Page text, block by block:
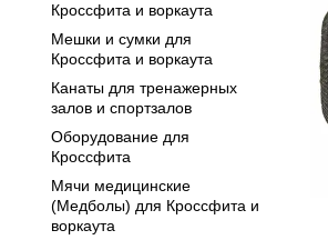
Кроссфита и воркаута
Мешки и сумки для
Кроссфита и воркаута
Канаты для тренажерных
залов и спортзалов
Оборудование для
Кроссфита
Мячи медицинские
(Медболы) для Кроссфита и
воркаута